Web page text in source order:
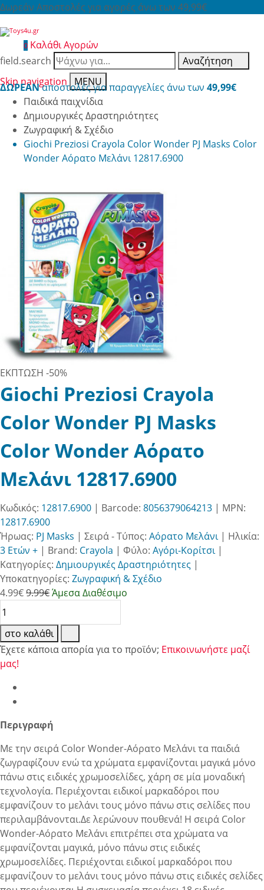
Δωρεάν Αποστολές για αγορές άνω των 49,99€
0 Καλάθι Αγορών
field.search
Αναζήτηση
Skip navigation
MENU
ΔΩΡΕΑΝαποστολές για παραγγελίες άνω των 49,99€
Παιδικά παιχνίδια
Δημιουργικές Δραστηριότητες
Ζωγραφική & Σχέδιο
Giochi Preziosi Crayola Color Wonder PJ Masks Color
Wonder Αόρατο Μελάνι 12817.6900
ΕΚΠΤΩΣΗ -50%
Giochi Preziosi Crayola
Color Wonder PJ Masks
Color Wonder Αόρατο
Μελάνι 12817.6900
Κωδικός: 12817.6900 | Barcode: 8056379064213 | MPN:
12817.6900
Ήρωας: PJ Masks | Σειρά - Τύπος: Αόρατο Μελάνι| Ηλικία:
3 Ετών + | Brand: Crayola | Φύλο: Αγόρι-Κορίτσι|
Κατηγορίες: Δημιουργικές Δραστηριότητες |
Υποκατηγορίες: Ζωγραφική & Σχέδιο
4.99€9.99€Άμεσα Διαθέσιμο
στο καλάθι
Έχετε κάποια απορία για το προϊόν; Επικοινωνήστε μαζί
μας!
Περιγραφή
Με την σειρά Color Wonder-Αόρατο Μελάνι τα παιδιά
ζωγραφίζουν ενώ τα χρώματα εμφανίζονται μαγικά μόνο
πάνω στις ειδικές χρωμοσελίδες, χάρη σε μία μοναδική
τεχνολογία. Περιέχονται ειδικοί μαρκαδόροι που
εμφανίζουν το μελάνι τους μόνο πάνω στις σελίδες που
περιλαμβάνονται.Δε λερώνουν πουθενά! Η σειρά Color
Wonder-Αόρατο Μελάνι επιτρέπει στα χρώματα να
εμφανίζονται μαγικά, μόνο πάνω στις ειδικές
χρωμοσελίδες. Περιέχονται ειδικοί μαρκαδόροι που
εμφανίζουν το μελάνι τους μόνο πάνω στις ειδικές σελίδες